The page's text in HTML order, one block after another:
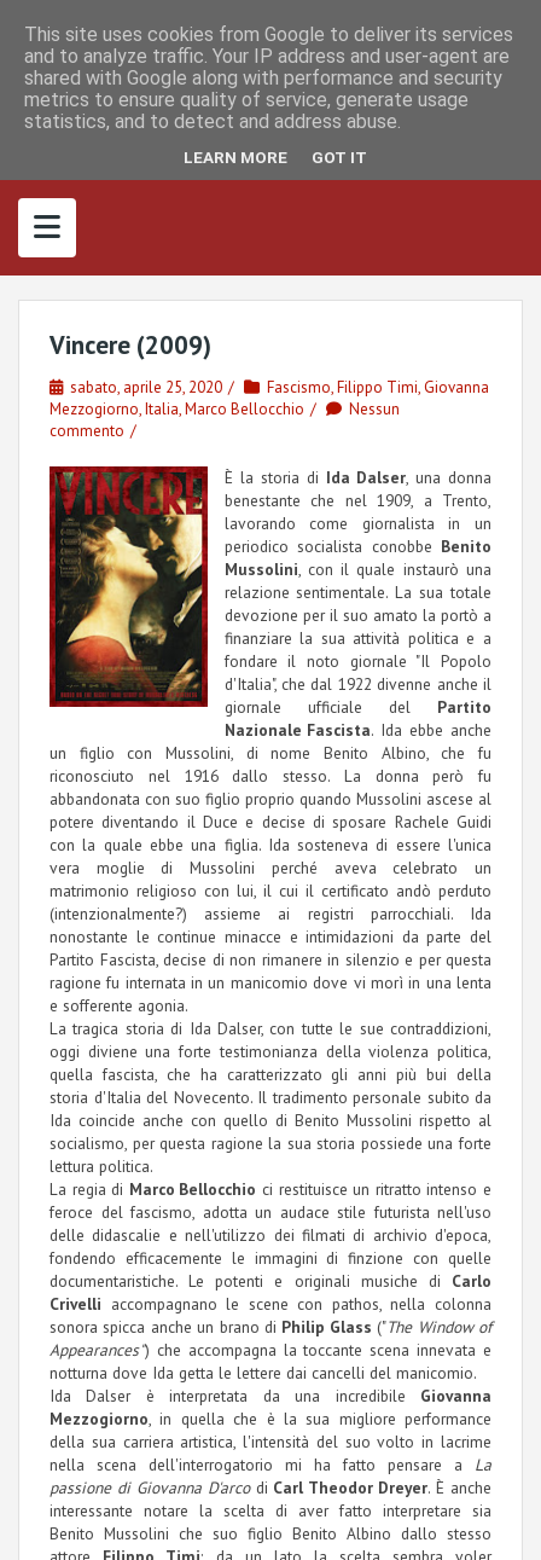
a
c
e
b
n
s
t
a
g
Vincere (2009)
sabato, aprile 25, 2020 Fascismo,Filippo Timi,Giovanna
Mezzogiorno,Italia,Marco Bellocchio
Nessun
commento
È la storia di Ida Dalser, una donna
benestante che nel 1909, a Trento,
lavorando come giornalista in un
periodico socialista conobbe Benito
Mussolini, con il quale instaurò una
relazione sentimentale. La sua totale
devozione per il suo amato la portò a
finanziare la sua attività politica e a
fondare il noto giornale "Il Popolo
d'Italia", che dal 1922 divenne anche il
giornale ufficiale del Partito
Nazionale Fascista. Ida ebbe anche
un figlio con Mussolini, di nome Benito Albino, che fu
riconosciuto nel 1916 dallo stesso. La donna però fu
abbandonata con suo figlio proprio quando Mussolini ascese al
potere diventando il Duce e decise di sposare Rachele Guidi
con la quale ebbe una figlia. Ida sosteneva di essere l'unica
vera moglie di Mussolini perché aveva celebrato un
matrimonio religioso con lui, il cui il certificato andò perduto
(intenzionalmente?) assieme ai registri parrocchiali. Ida
nonostante le continue minacce e intimidazioni da parte del
Partito Fascista, decise di non rimanere in silenzio e per questa
ragione fu internata in un manicomio dove vi morì in una lenta
e sofferente agonia.
La tragica storia di Ida Dalser, con tutte le sue contraddizioni,
oggi diviene una forte testimonianza della violenza politica,
quella fascista, che ha caratterizzato gli anni più bui della
storia d'Italia del Novecento. Il tradimento personale subito da
Ida coincide anche con quello di Benito Mussolini rispetto al
socialismo, per questa ragione la sua storia possiede una forte
lettura politica.
La regia di Marco Bellocchio ci restituisce un ritratto intenso e
feroce del fascismo, adotta un audace stile futurista nell'uso
delle didascalie e nell'utilizzo dei filmati di archivio d'epoca,
fondendo efficacemente le immagini di finzione con quelle
documentaristiche. Le potenti e originali musiche di Carlo
Crivelli accompagnano le scene con pathos, nella colonna
sonora spicca anche un brano di Philip Glass ("The Window of
Appearances") che accompagna la toccante scena innevata e
notturna dove Ida getta le lettere dai cancelli del manicomio.
Ida Dalser è interpretata da una incredibile Giovanna
Mezzogiorno, in quella che è la sua migliore performance
della sua carriera artistica, l'intensità del suo volto in lacrime
nella scena dell'interrogatorio mi ha fatto pensare a La
passione di Giovanna D'arcodi Carl Theodor Dreyer. È anche
interessante notare la scelta di aver fatto interpretare sia
Benito Mussolini che suo figlio Benito Albino dallo stesso
This site uses cookies from Google to deliver its services
and to analyze traffic. Your IP address and user-agent are
shared with Google along with performance and security
metrics to ensure quality of service, generate usage
statistics, and to detect and address abuse.
LEARN MORE GOT IT